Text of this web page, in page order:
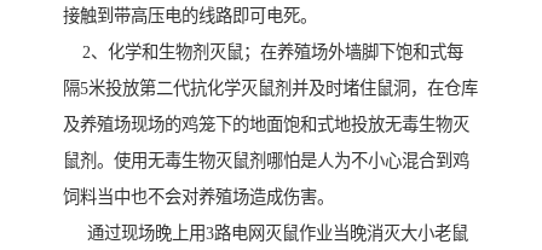
接触到带高压电的线路即可电死。
2、化学和生物剂灭鼠；在养殖场外墙脚下饱和式每
隔5米投放第二代抗化学灭鼠剂并及时堵住鼠洞，在仓库
及养殖场现场的鸡笼下的地面饱和式地投放无毒生物灭
鼠剂。使用无毒生物灭鼠剂哪怕是人为不小心混合到鸡
饲料当中也不会对养殖场造成伤害。
通过现场晚上用3路电网灭鼠作业当晚消灭大小老鼠